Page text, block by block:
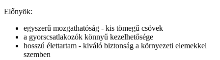
Előnyök:
egyszerű mozgathatóság - kis tömegű csövek
a gyorscsatlakozók könnyű kezelhetősége
hosszú élettartam - kiváló biztonság a környezeti elemekkel
szemben